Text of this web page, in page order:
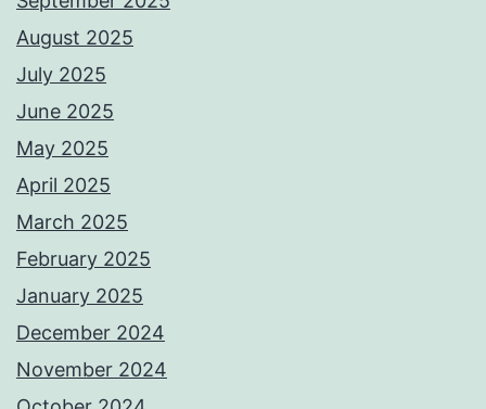
August 2025
July 2025
June 2025
May 2025
April 2025
March 2025
February 2025
January 2025
December 2024
November 2024